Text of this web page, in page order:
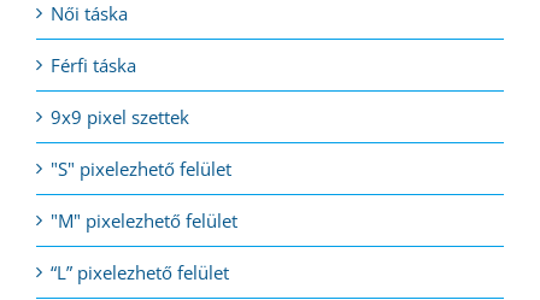
Női táska
Férfi táska
9x9 pixel szettek
"S" pixelezhető felület
"M" pixelezhető felület
“L” pixelezhető felület